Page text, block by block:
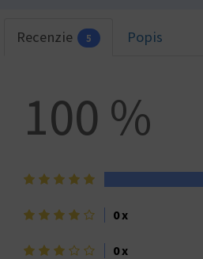
Recenzie 5 Popis
100 %
5
4
0 x
3
0 x